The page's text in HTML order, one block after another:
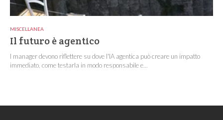
MISCELLANEA
Il futuro è agentico
I manager devono riflettere su dove l'IA agentica può creare un impatto
immediato, come testarla in modo responsabile e...